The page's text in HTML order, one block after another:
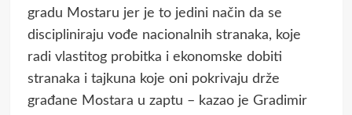
gradu Mostaru jer je to jedini način da se
discipliniraju vođe nacionalnih stranaka, koje
radi vlastitog probitka i ekonomske dobiti
stranaka i tajkuna koje oni pokrivaju drže
građane Mostara u zaptu – kazao je Gradimir